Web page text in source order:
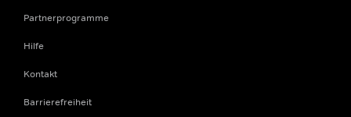
Partnerprogramme
Hilfe
Kontakt
Barrierefreiheit